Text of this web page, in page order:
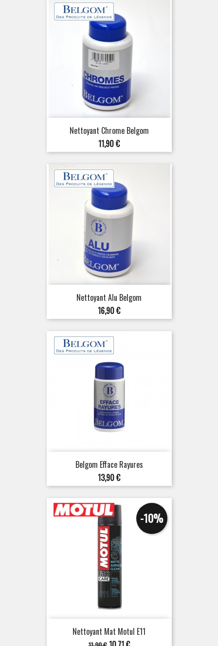
Nettoyant Chrome Belgom
Prix
11,90 €
Nettoyant Alu Belgom
Prix
16,90 €
Belgom Efface Rayures
Prix
13,90 €
Nettoyant Mat Motul E11
-10%